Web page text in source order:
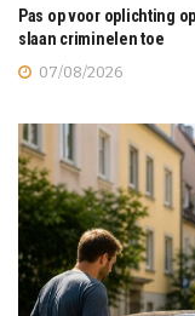
Pas op voor oplichting
slaan criminelen toe
07/08/2026